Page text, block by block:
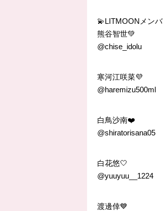
💫LITMOONメン
熊谷智世💚
@chise_idolu
寒河江咲菜💜
@haremizu500ml
白鳥沙南❤️
@shiratorisana05
白花悠🤍
@yuuyuu__1224
渡邊倖💙